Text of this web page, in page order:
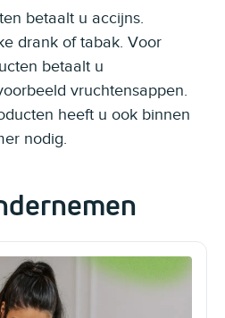
betaalt u accijns.
drank of tabak. Voor
betaalt u
vruchtensappen.
heeft u ook binnen
nodig.